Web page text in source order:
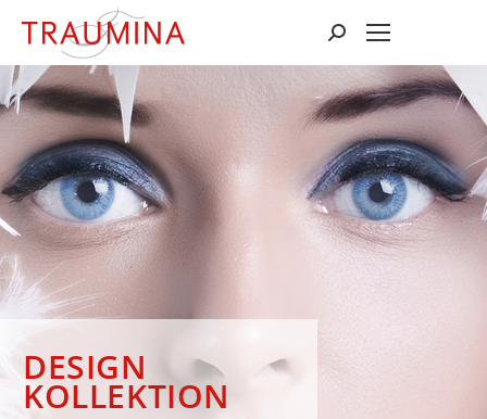
Suchen:
DESIGN
KOLLEKTION